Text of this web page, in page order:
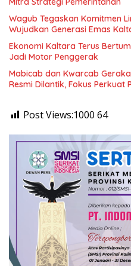
Wagub Tegaskan Komitmen
Wujudkan Generasi Emas
Ekonomi Kaltara Terus
Jadi Motor Penggerak
Mabicab dan Kwarcab
Resmi Dilantik, Fokus Perkuat
Post Views:1000 64